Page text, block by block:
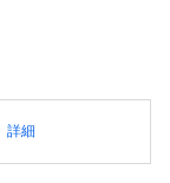
詳細